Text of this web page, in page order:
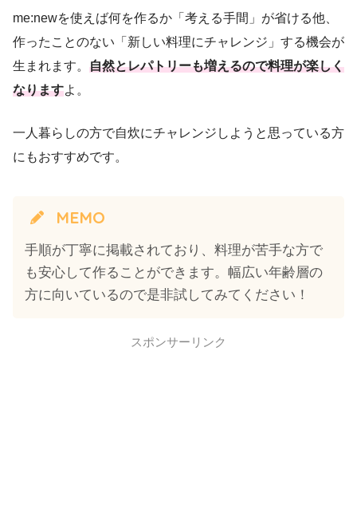
me:newを使えば何を作るか「考える手間」が省ける他、
作ったことのない「新しい料理にチャレンジ」する機会が
生まれます。 自然とレパトリーも増えるので料理が楽しく
なりますよ。
一人暮らしの方で自炊にチャレンジしようと思っている方
にもおすすめです。
MEMO
手順が丁寧に掲載されており、料理が苦手な方で
も安心して作ることができます。幅広い年齢層の
方に向いているので是非試してみてください！
スポンサーリンク